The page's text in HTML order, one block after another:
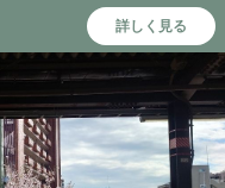
詳しく見る